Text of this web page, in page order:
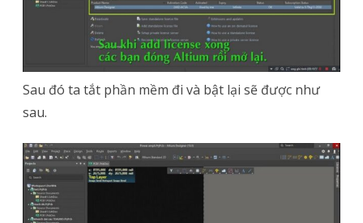
Sau đó ta tắt phần mềm đi và bật lại sẽ được như
sau.